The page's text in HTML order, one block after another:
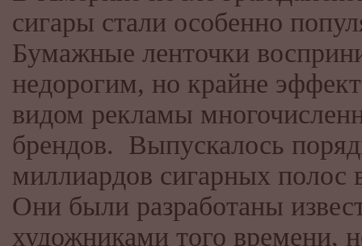
сигары стали особенно
Бумажные ленточки
недорогим, но крайне
видом рекламы
брендов. Выпускалось
миллиардов сигарных полос
Они были разработаны
художниками того времени,